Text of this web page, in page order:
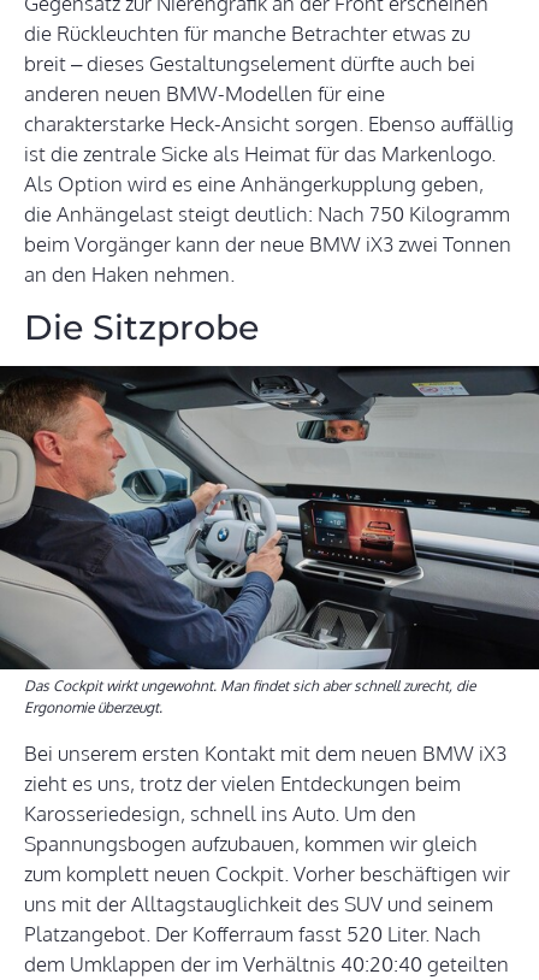
die Rückleuchten für manche Betrachter etwas zu
breit – dieses Gestaltungselement dürfte auch bei
anderen neuen BMW-Modellen für eine
charakterstarke Heck-Ansicht sorgen. Ebenso auffällig
ist die zentrale Sicke als Heimat für das Markenlogo.
Als Option wird es eine Anhängerkupplung geben,
die Anhängelast steigt deutlich: Nach 750 Kilogramm
beim Vorgänger kann der neue BMW iX3 zwei Tonnen
an den Haken nehmen.
Die Sitzprobe
Das Cockpit wirkt ungewohnt. Man findet sich aber schnell zurecht, die
Ergonomie überzeugt.
Bei unserem ersten Kontakt mit dem neuen BMW iX3
zieht es uns, trotz der vielen Entdeckungen beim
Karosseriedesign, schnell ins Auto. Um den
Spannungsbogen aufzubauen, kommen wir gleich
zum komplett neuen Cockpit. Vorher beschäftigen wir
uns mit der Alltagstauglichkeit des SUV und seinem
Platzangebot. Der Kofferraum fasst 520 Liter. Nach
dem Umklappen der im Verhältnis 40:20:40 geteilten